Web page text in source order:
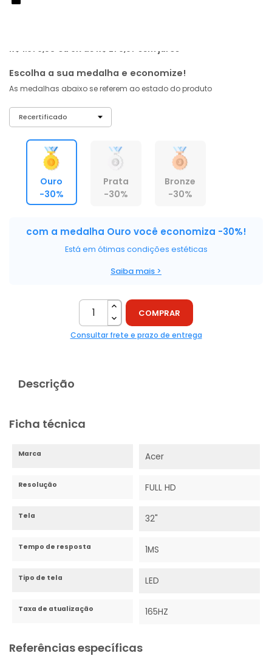
R$ 1.679,83 ou 6X de R$ 279,97 sem juros
Escolha a sua medalha e economize!
As medalhas abaixo se referem ao estado do produto
Ouro
-30%
Prata
-30%
Bronze
-30%
com a medalha Ouro você economiza -30%!
Está em ótimas condições estéticas
Saiba mais >
COMPRAR
Consultar frete e prazo de entrega
Descrição
Ficha técnica
Marca Acer
Resolução FULL HD
Tela 32"
Tempo de resposta 1MS
Tipo de tela LED
Taxa de atualização 165HZ
Referências específicas